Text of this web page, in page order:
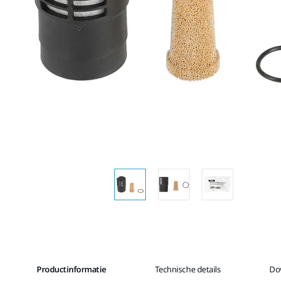
Productinformatie Technische details